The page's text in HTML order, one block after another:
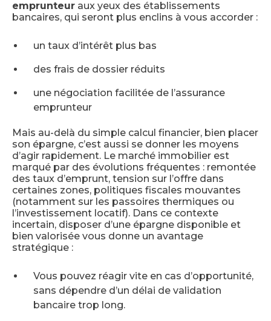
emprunteur aux yeux des établissements
bancaires, qui seront plus enclins à vous accorder :
un taux d’intérêt plus bas
des frais de dossier réduits
une négociation facilitée de l’assurance
emprunteur
Mais au-delà du simple calcul financier, bien placer
son épargne, c’est aussi se donner les moyens
d’agir rapidement. Le marché immobilier est
marqué par des évolutions fréquentes : remontée
des taux d’emprunt, tension sur l’offre dans
certaines zones, politiques fiscales mouvantes
(notamment sur les passoires thermiques ou
l’investissement locatif). Dans ce contexte
incertain, disposer d’une épargne disponible et
bien valorisée vous donne un avantage
stratégique :
Vous pouvez réagir vite en cas d’opportunité,
sans dépendre d’un délai de validation
bancaire trop long.